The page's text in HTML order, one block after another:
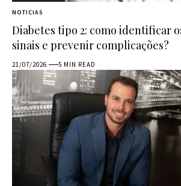
NOTICIAS
Diabetes tipo 2: como identificar
sinais e prevenir complicações?
21/07/2026 5 MIN READ